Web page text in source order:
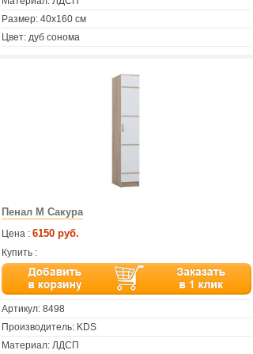
Размер: 40х160 см
Цвет: дуб сонома
Пенал М Сакура
Цена : 6150 руб.
Купить :
Артикул: 8498
Производитель: KDS
Материал: ЛДСП